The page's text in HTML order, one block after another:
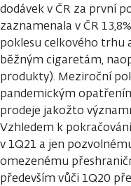
dodávek v ČR za první
zaznamenala v ČR
poklesu celkového trhu
běžným cigaretám,
produkty). Meziroční
pandemickým
prodeje jakožto
Vzhledem k
v 1Q21 a jen
omezenému
především vůči 1Q20